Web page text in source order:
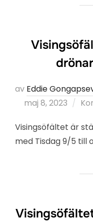
av Eddie
Publicerat
maj 8, 2023
Visingsöfältet är
med Tisdag 9/5 till